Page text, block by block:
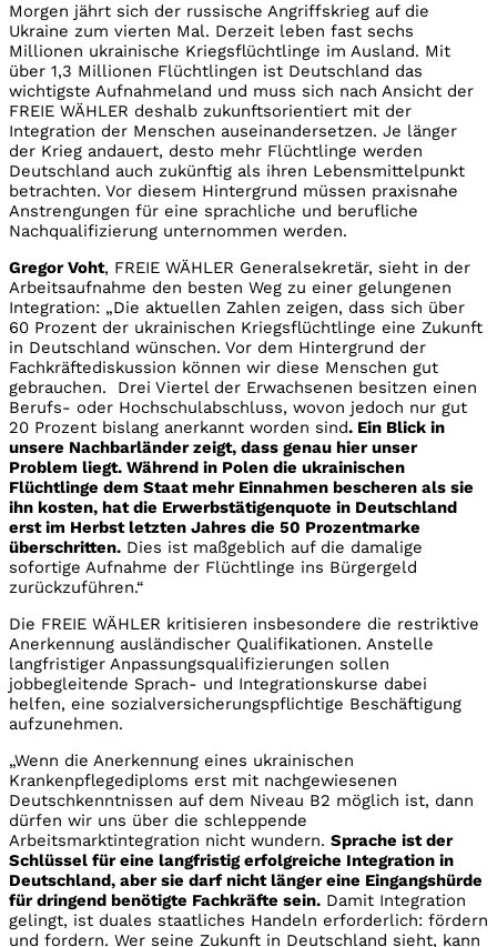
Morgen jährt sich der russische Angriffskrieg auf die
Ukraine zum vierten Mal. Derzeit leben fast sechs
Millionen ukrainische Kriegsflüchtlinge im Ausland. Mit
über 1,3 Millionen Flüchtlingen ist Deutschland das
wichtigste Aufnahmeland und muss sich nach Ansicht der
FREIE WÄHLER deshalb zukunftsorientiert mit der
Integration der Menschen auseinandersetzen. Je länger
der Krieg andauert, desto mehr Flüchtlinge werden
Deutschland auch zukünftig als ihren Lebensmittelpunkt
betrachten. Vor diesem Hintergrund müssen praxisnahe
Anstrengungen für eine sprachliche und berufliche
Nachqualifizierung unternommen werden.
Gregor Voht, FREIE WÄHLER Generalsekretär, sieht in der
Arbeitsaufnahme den besten Weg zu einer gelungenen
Integration: „Die aktuellen Zahlen zeigen, dass sich über
60 Prozent der ukrainischen Kriegsflüchtlinge eine Zukunft
in Deutschland wünschen. Vor dem Hintergrund der
Fachkräftediskussion können wir diese Menschen gut
gebrauchen. Drei Viertel der Erwachsenen besitzen einen
Berufs- oder Hochschulabschluss, wovon jedoch nur gut
20 Prozent bislang anerkannt worden sind. Ein Blick in
unsere Nachbarländer zeigt, dass genau hier unser
Problem liegt. Während in Polen die ukrainischen
Flüchtlinge dem Staat mehr Einnahmen bescheren als sie
ihn kosten, hat die Erwerbstätigenquote in Deutschland
erst im Herbst letzten Jahres die 50 Prozentmarke
überschritten. Dies ist maßgeblich auf die damalige
sofortige Aufnahme der Flüchtlinge ins Bürgergeld
zurückzuführen.“
Die FREIE WÄHLER kritisieren insbesondere die restriktive
Anerkennung ausländischer Qualifikationen. Anstelle
langfristiger Anpassungsqualifizierungen sollen
jobbegleitende Sprach- und Integrationskurse dabei
helfen, eine sozialversicherungspflichtige Beschäftigung
aufzunehmen.
„Wenn die Anerkennung eines ukrainischen
Krankenpflegediploms erst mit nachgewiesenen
Deutschkenntnissen auf dem Niveau B2 möglich ist, dann
dürfen wir uns über die schleppende
Arbeitsmarktintegration nicht wundern. Sprache ist der
Schlüssel für eine langfristig erfolgreiche Integration in
Deutschland, aber sie darf nicht länger eine Eingangshürde
für dringend benötigte Fachkräfte sein. Damit Integration
gelingt, ist duales staatliches Handeln erforderlich: fördern
und fordern. Wer seine Zukunft in Deutschland sieht, kann